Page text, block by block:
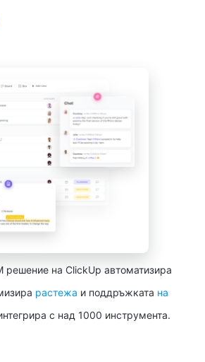
решение на ClickUp автоматизира
растежа и поддръжката на
с над 1000 инструмента.